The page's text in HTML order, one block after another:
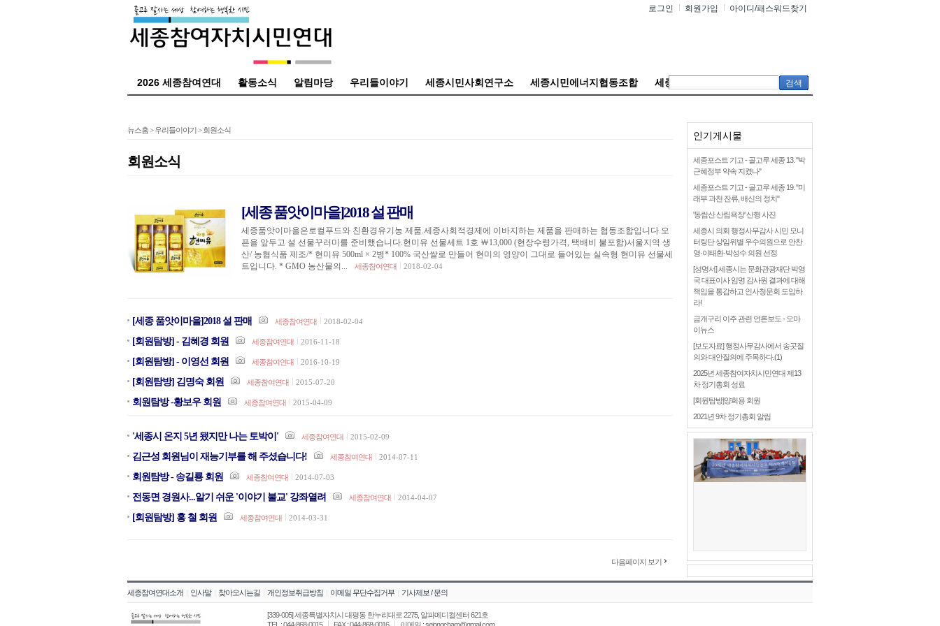
로그인 회원가입 아이디/패스워드찾기
2026 세종참여연대 활동소식 알림마당 우리들이야기 세종시민사회연구소 세종시민에너지협동조합 세종참여연대
뉴스홈>우리들이야기>회원소식
회원소식
[세종 품앗이마을]2018 설 판매
세종품앗이마을은로컬푸드와 친환경유기농 제품.세종사회적경제에 이바지하는 제품을 판매하는 협동조합입니다.오
픈을 앞두고 설 선물꾸러미를 준비했습니다.현미유 선물세트 1호 ￦13,000 (현장수령가격, 택배비 불포함)서울지역 생
산/ 농협식품 제조/* 현미유 500ml × 2병* 100% 국산쌀로 만들어 현미의 영양이 그대로 들어있는 실속형 현미유 선물세
트입니다. * GMO 농산물의...
세종참여연대 2018-02-04
[세종 품앗이마을]2018 설 판매 세종참여연대 2018-02-04
[회원탐방] - 김혜경 회원 세종참여연대 2016-11-18
[회원탐방] - 이영선 회원 세종참여연대 2016-10-19
[회원탐방] 김명숙 회원 세종참여연대 2015-07-20
회원탐방 -황보우 회원 세종참여연대 2015-04-09
'세종시 온지 5년 됐지만 나는 토박이' 세종참여연대 2015-02-09
김근성 회원님이 재능기부를 해 주셨습니다! 세종참여연대 2014-07-11
회원탐방 - 송길룡 회원 세종참여연대 2014-07-03
전동면 경원사...알기 쉬운 '이야기 불교' 강좌열려 세종참여연대 2014-04-07
[회원탐방] 홍 철 회원 세종참여연대 2014-03-31
다음페이지 보기
인기게시물
세종포스트 기고 - 골고루 세종 13. "박
근혜정부 약속 지켰나"
세종포스트 기고 - 골고루 세종 19. "미
래부 과천 잔류, 배신의 정치"
'동림산 산림욕장' 산행 사진
세종시 의회 행정사무감사 시민 모니
터링단 상임위별 우수의원으로 안찬
영·이태환·박성수 의원 선정
[성명서] 세종시는 문화관광재단 박영
국 대표이사 임명 감사원 결과에 대해
책임을 통감하고 인사청문회 도입하
라!
금개구리 이주 관련 언론보도 - 오마
이뉴스
[보도자료] 행정사무감사에서 송곳질
의와 대안질의에 주목하다.(1)
2025년 세종참여자치시민연대 제13
차 정기총회 성료
[회원탐방]양희용 회원
2021년 9차 정기총회 알림
세종참여연대소개 인사말 찾아오시는길 개인정보취급방침 이메일 무단수집거부 기사제보 / 문의
[339-005] 세종특별자치시 대평동 한누리대로 2275, 알파메디컬센터 621호